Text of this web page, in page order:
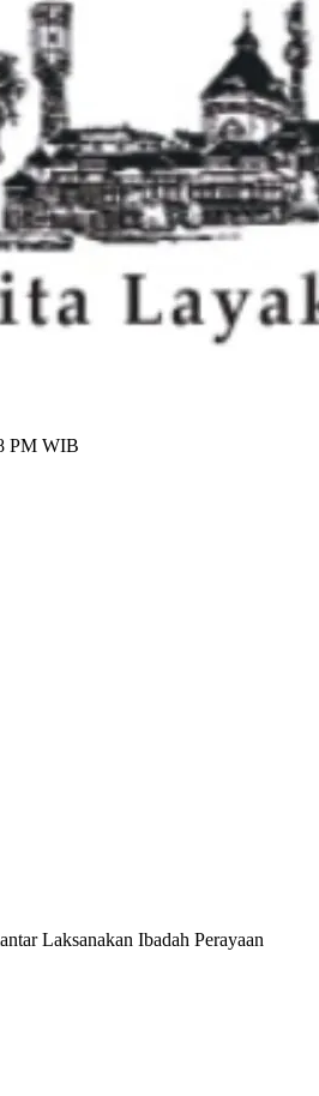
PM WIB